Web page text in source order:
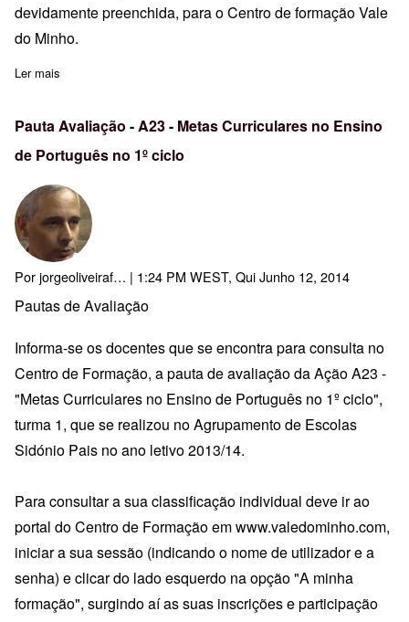
devidamente preenchida, para o Centro de formação Vale
do Minho.
Ler mais
Pauta Avaliação - A23 - Metas Curriculares no Ensino
de Português no 1º ciclo
Porjorgeoliveiraf… | 1:24 PM WEST, Qui Junho 12, 2014
Pautas de Avaliação
Informa-se os docentes que se encontra para consulta no
Centro de Formação, a pauta de avaliação da Ação A23 -
"Metas Curriculares no Ensino de Português no 1º ciclo",
turma 1, que se realizou no Agrupamento de Escolas
Sidónio Pais no ano letivo 2013/14.
Para consultar a sua classificação individual deve ir ao
portal do Centro de Formação emwww.valedominho.com,
iniciar a sua sessão (indicando o nome de utilizador e a
senha) e clicar do lado esquerdo na opção "A minha
formação", surgindo aí as suas inscrições e participação